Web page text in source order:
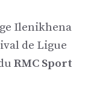
Ilenikhena
de Ligue
RMC Sport